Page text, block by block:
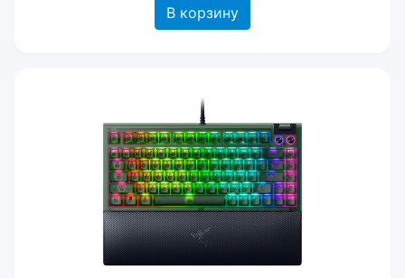
В корзину